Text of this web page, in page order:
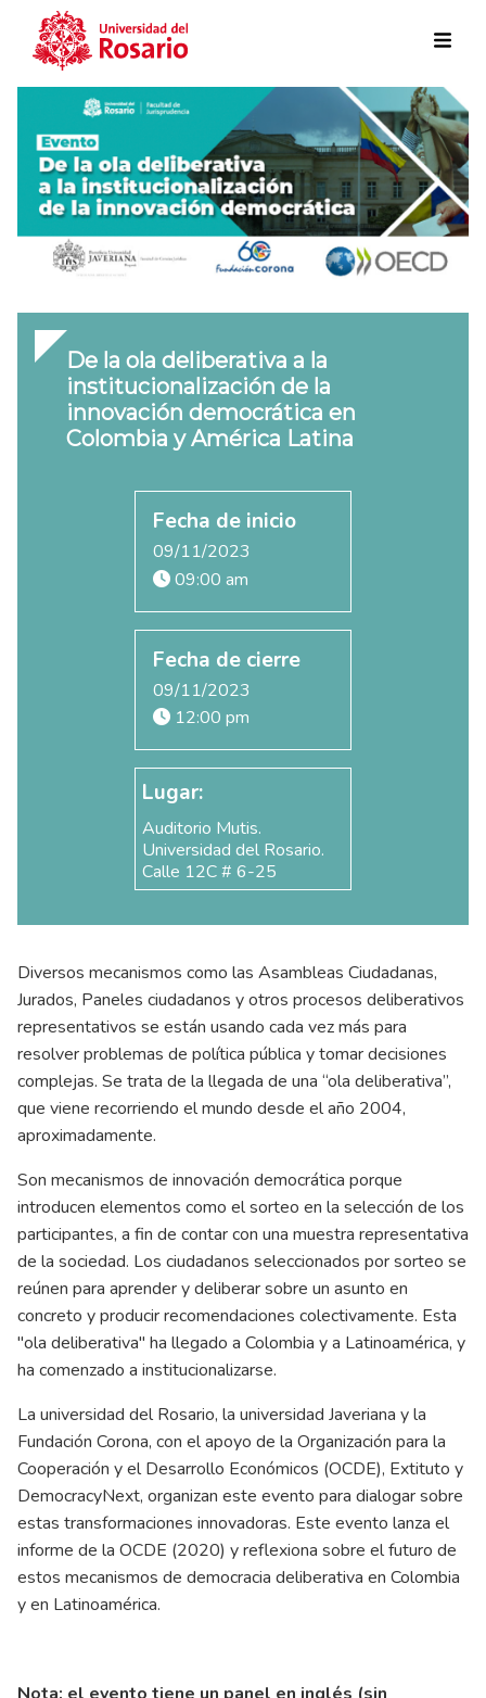
Skip to main content
De la ola deliberativa a la
institucionalización de la
innovación democrática en
Colombia y América Latina
Fecha de inicio
09/11/2023
09:00 am
Fecha de cierre
09/11/2023
12:00 pm
Lugar:
Auditorio Mutis.
Universidad del Rosario.
Calle 12C # 6-25
Diversos mecanismos como las Asambleas Ciudadanas,
Jurados, Paneles ciudadanos y otros procesos deliberativos
representativos se están usando cada vez más para
resolver problemas de política pública y tomar decisiones
complejas. Se trata de la llegada de una “ola deliberativa”,
que viene recorriendo el mundo desde el año 2004,
aproximadamente.
Son mecanismos de innovación democrática porque
introducen elementos como el sorteo en la selección de los
participantes, a fin de contar con una muestra representativa
de la sociedad. Los ciudadanos seleccionados por sorteo se
reúnen para aprender y deliberar sobre un asunto en
concreto y producir recomendaciones colectivamente. Esta
"ola deliberativa" ha llegado a Colombia y a Latinoamérica, y
ha comenzado a institucionalizarse.
La universidad del Rosario, la universidad Javeriana y la
Fundación Corona, con el apoyo de la Organización para la
Cooperación y el Desarrollo Económicos (OCDE), Extituto y
DemocracyNext, organizan este evento para dialogar sobre
estas transformaciones innovadoras. Este evento lanza el
informe de la OCDE (2020) y reflexiona sobre el futuro de
estos mecanismos de democracia deliberativa en Colombia
y en Latinoamérica.